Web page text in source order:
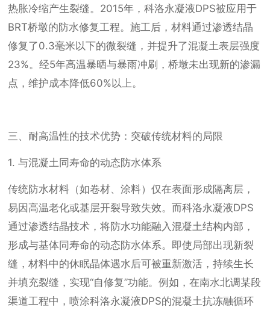
热胀冷缩产生裂缝。2015年，科洛永凝液DPS被应用于
BRT桥墩的防水修复工程。施工后，材料通过渗透结晶
修复了0.3毫米以下的微裂缝，并提升了混凝土表层强度
23%。经5年高温暴晒与暴雨冲刷，桥墩未出现新的渗漏
点，维护成本降低60%以上。
三、耐高温性的技术优势：突破传统材料的局限
1. 与混凝土同寿命的动态防水体系
传统防水材料（如卷材、涂料）仅在表面形成隔离层，
易因高温老化或基层开裂导致失效。而科洛永凝液DPS
通过渗透结晶技术，将防水功能融入混凝土结构内部，
形成与基体同寿命的动态防水体系。即使局部出现新裂
缝，材料中的休眠晶体遇水后可被重新激活，持续生长
并填充裂缝，实现“自修复”功能。例如，在南水北调某段
渠道工程中，喷涂科洛永凝液DPS的混凝土抗冻融循环